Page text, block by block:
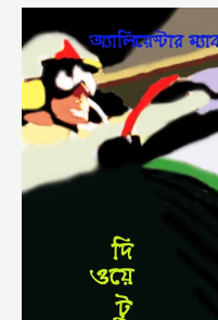
দি
ওয়ে
টু
ডাস্টি
ডেথ
–
পৃথ্বীরাজ
সেন
(THE
WAY
DUSTY
DEATH-